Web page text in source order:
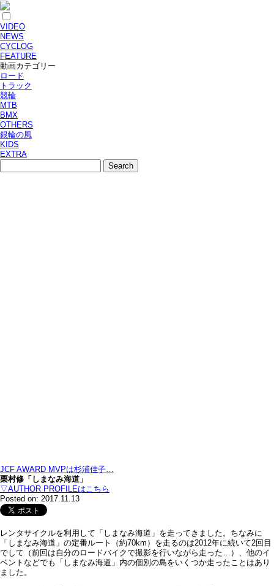
VIDEO
NEWS
CYCLOG
FEATURE
動画カテゴリー
ロード
トラック
競輪
MTB
BMX
OTHERS
銀輪の風
KIDS
EXTRA
JCF AWARD MVPは杉浦佳子…
栗村修「しまなみ海道」
▽AUTHOR PROFILEはこちら
Posted on: 2017.11.13
レンタサイクルを利用して「しまなみ海道」を走ってきました。ちなみに
「しまなみ海道」の定番ルート（約70km）を走るのは2012年に続いて2回目
でして（前回は自分のロードバイクで撮影を行いながら走った…）、他のイ
ベントなどでも「しまなみ海道」内の個別の島をいくつか走ったことはあり
ました。